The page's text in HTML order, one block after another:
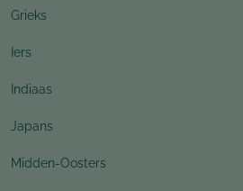
Grieks
Iers
Indiaas
Japans
Midden-Oosters